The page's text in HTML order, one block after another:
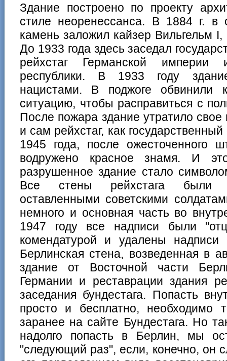
Здание построено по проекту
стиле неоренессанса. В 1884 г. в
камень заложил кайзер Вильгельм
До 1933 года здесь заседал
рейхстаг Германской империи
республики. В 1933 году
нацистами. В поджоге обвинили
ситуацию, чтобы расправиться с
После пожара здание утратило свое
и сам рейхстаг, как
1945 года, после ожесточенного
водружено красное знамя. И
разрушенное здание стало
Все стены рейхстага были
оставленными советскими
немного и основная часть во
1947 году все надписи были
комендатурой и удалены надписи
Берлинская стена, возведенная в
здание от Восточной части
Германии и реставрации здания
заседания бундестага. Попасть
просто и бесплатно, необходимо
заранее на сайте Бундестага. Но
надолго попасть в Берлин, мы
"следующий раз", если, конечно, он